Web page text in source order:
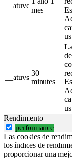
__atuvc
mes
__atuvs
30
minutes
Rendimiento
performance
Las cookies de
los índices de
proporcionar una